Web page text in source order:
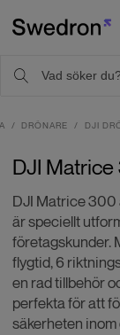
DRÖNARE DJI
DJI
DJI Matrice 300
är speciellt
företagskunder.
flygtid, 6
en rad tillbehör
perfekta för att
säkerheten